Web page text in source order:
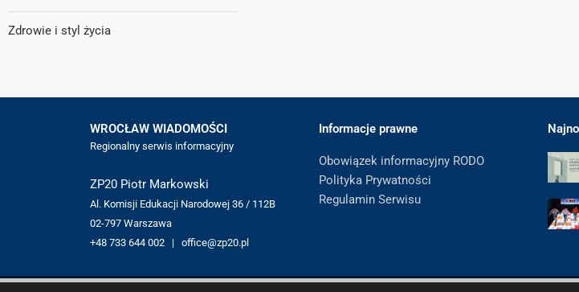
Zdrowie i styl życia
WROCŁAW WIADOMOŚCI
Regionalny serwis informacyjny
ZP20 Piotr Markowski
Al. Komisji Edukacji Narodowej 36 / 112B
02-797 Warszawa
+48 733 644 002 | office@zp20.pl
Informacje prawne
Obowiązek informacyjny RODO
Polityka Prywatności
Regulamin Serwisu